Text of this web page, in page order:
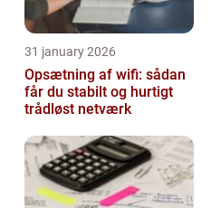
31 january 2026
Opsætning af wifi: sådan
får du stabilt og hurtigt
trådløst netværk